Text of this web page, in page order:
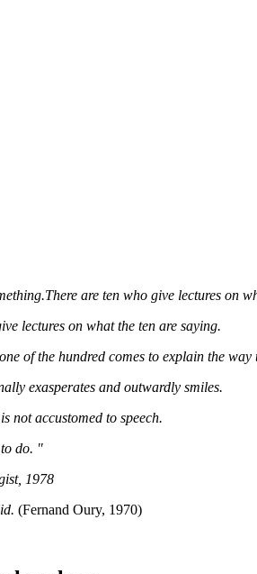
are ten who give lectures on
lectures on what the ten are saying.
of the hundred comes to explain the way
exasperates and outwardly smiles.
not accustomed to speech.
to do. "
1978
(Fernand Oury, 1970)